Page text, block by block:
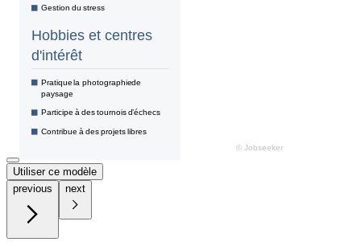
Utiliser ce modèle
previous
next